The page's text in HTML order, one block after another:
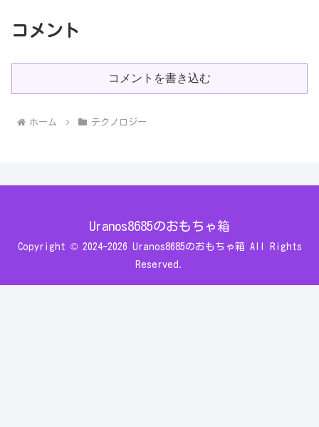
コメント
コメントを書き込む
ホーム テクノロジー
Uranos8685のおもちゃ箱
Copyright © 2024-2026 Uranos8685のおもちゃ箱 All Rights
Reserved.